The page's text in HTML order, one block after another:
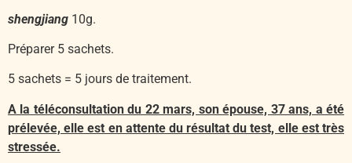
shengjiang 10g.
Préparer 5 sachets.
5 sachets = 5 jours de traitement.
A la téléconsultation du 22 mars, son épouse, 37 ans, a été
prélevée, elle est en attente du résultat du test, elle est très
stressée.